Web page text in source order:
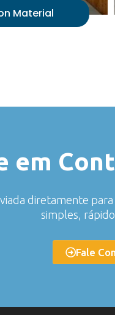
Material
em
diretamente
simples,
Fale